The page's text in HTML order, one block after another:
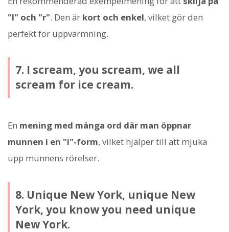
"l" och "r". Den är kort och enkel, vilket gör den
perfekt för uppvärmning.
7. I scream, you scream, we all
scream for ice cream.
En mening med många ord där man öppnar
munnen i en "i"-form, vilket hjälper till att mjuka
upp munnens rörelser.
8. Unique New York, unique New
York, you know you need unique
New York.